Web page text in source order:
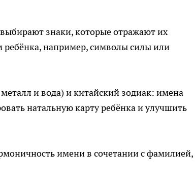
знаки, которые отражают их
например, символы силы или
и вода) и китайский зодиак: имена
натальную карту ребёнка и улучшить
имени в сочетании с фамилией,